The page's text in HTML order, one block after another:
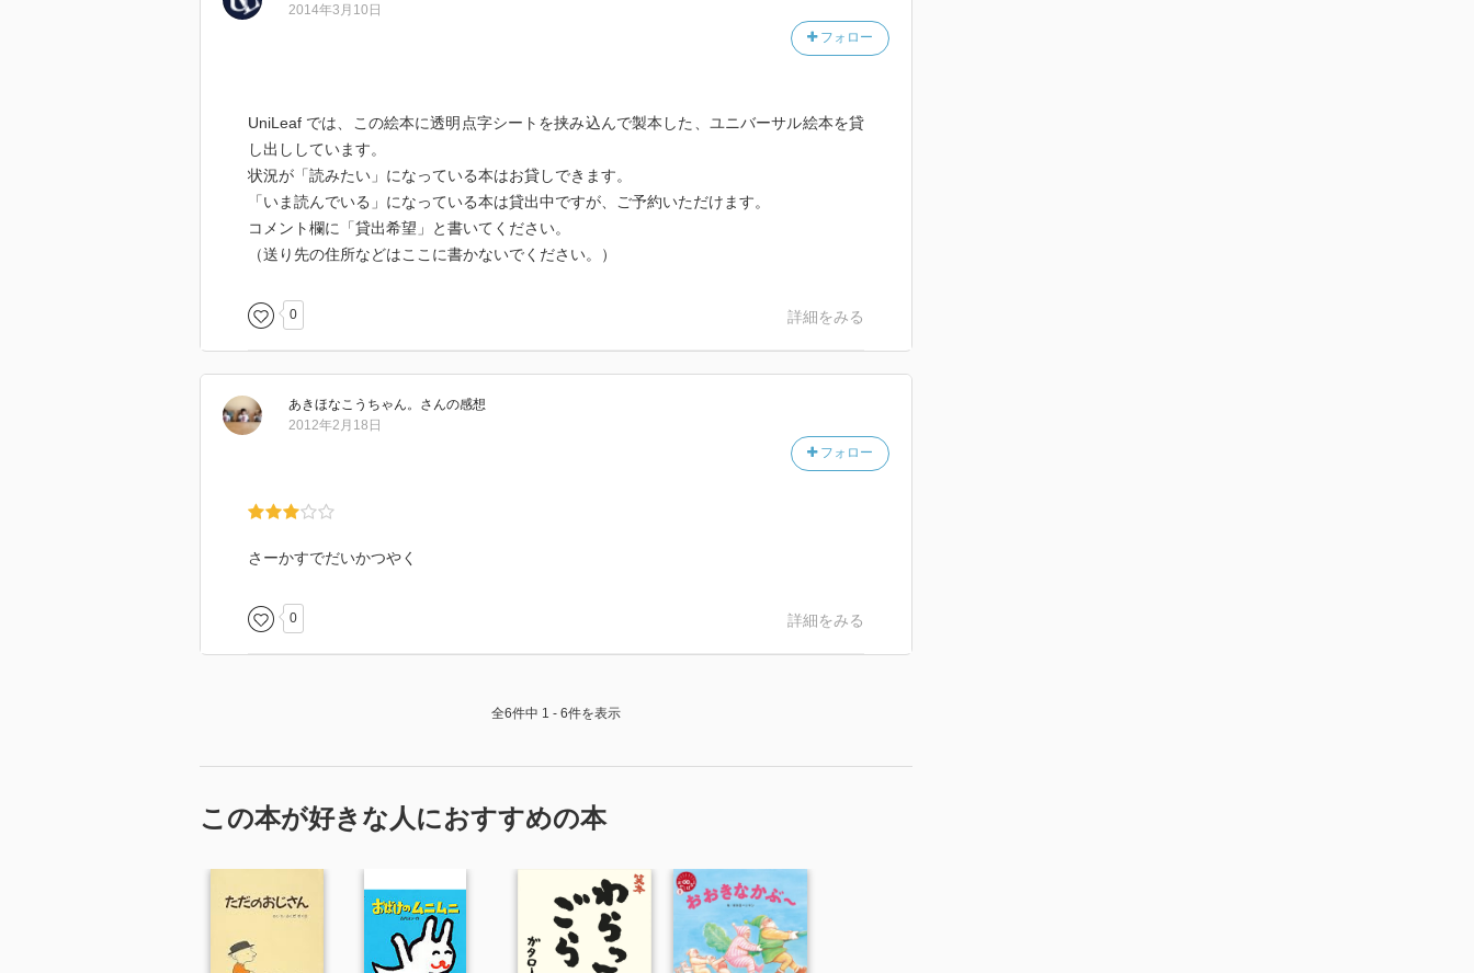
フォロー
2014年3月10日
UniLeaf では、この絵本に透明点字シートを挟み込んで製本した、ユニバーサル絵本を貸
し出ししています。
状況が「読みたい」になっている本はお貸しできます。
「いま読んでいる」になっている本は貸出中ですが、ご予約いただけます。
コメント欄に「貸出希望」と書いてください。
（送り先の住所などはここに書かないでください。）
0 詳細をみる
あきほなこうちゃん。 さんの感想
フォロー
2012年2月18日
さーかすでだいかつやく
0 詳細をみる
全6件中 1 - 6件を表示
この本が好きな人におすすめの本